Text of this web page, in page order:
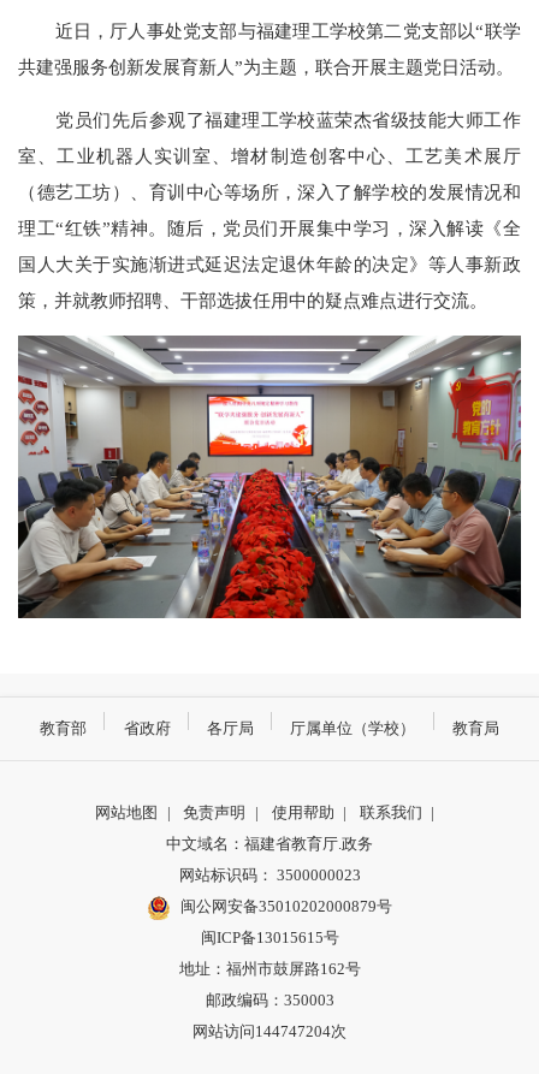
近日，厅人事处党支部与福建理工学校第二党支部以“联学
共建强服务创新发展育新人”为主题，联合开展主题党日活动。
党员们先后参观了福建理工学校蓝荣杰省级技能大师工作
室、工业机器人实训室、增材制造创客中心、工艺美术展厅
（德艺工坊）、育训中心等场所，深入了解学校的发展情况和
理工“红铁”精神。随后，党员们开展集中学习，深入解读《全
国人大关于实施渐进式延迟法定退休年龄的决定》等人事新政
策，并就教师招聘、干部选拔任用中的疑点难点进行交流。
教育部 省政府 各厅局 厅属单位（学校） 教育局
网站地图 | 免责声明 | 使用帮助 | 联系我们 |
中文域名：福建省教育厅.政务
网站标识码： 3500000023
闽公网安备35010202000879号
闽ICP备13015615号
地址：福州市鼓屏路162号
邮政编码：350003
网站访问144747204次